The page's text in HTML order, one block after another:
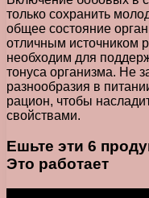
только сохранить
общее состояние
отличным источником
необходим для
тонуса организма. Не
разнообразия в
рацион, чтобы
свойствами.
Ешьте эти 6
Это работает